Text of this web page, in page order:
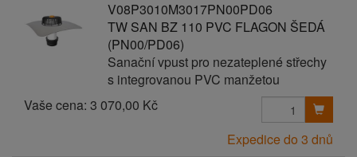
V08P3010M3017PN00PD06
TW SAN BZ 110 PVC FLAGON ŠEDÁ
(PN00/PD06)
Sanační vpust pro nezateplené střechy
s integrovanou PVC manžetou
Vaše cena: 3 070,00 Kč
Expedice do 3 dnů